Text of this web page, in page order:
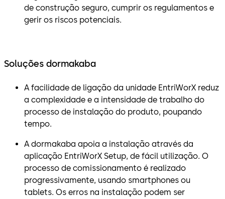
de construção seguro, cumprir os regulamentos e
gerir os riscos potenciais.
Soluções dormakaba
A facilidade de ligação da unidade EntriWorX reduz
a complexidade e a intensidade de trabalho do
processo de instalação do produto, poupando
tempo.
A dormakaba apoia a instalação através da
aplicação EntriWorX Setup, de fácil utilização. O
processo de comissionamento é realizado
progressivamente, usando smartphones ou
tablets. Os erros na instalação podem ser